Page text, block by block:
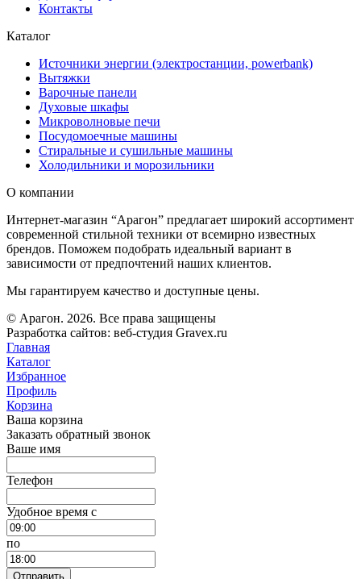
Контакты
Каталог
Источники энергии (электростанции, powerbank)
Вытяжки
Варочные панели
Духовые шкафы
Микроволновые печи
Посудомоечные машины
Стиральные и сушильные машины
Холодильники и морозильники
О компании
Интернет-магазин “Арагон” предлагает широкий ассортимент
современной стильной техники от всемирно известных
брендов. Поможем подобрать идеальный вариант в
зависимости от предпочтений наших клиентов.
Мы гарантируем качество и доступные цены.
© Арагон. 2026. Все права защищены
Разработка сайтов: веб-студия Gravex.ru
Главная
Каталог
Избранное
Профиль
Корзина
Ваша корзина
Заказать обратный звонок
Ваше имя
Телефон
Удобное время c
по
Отправить